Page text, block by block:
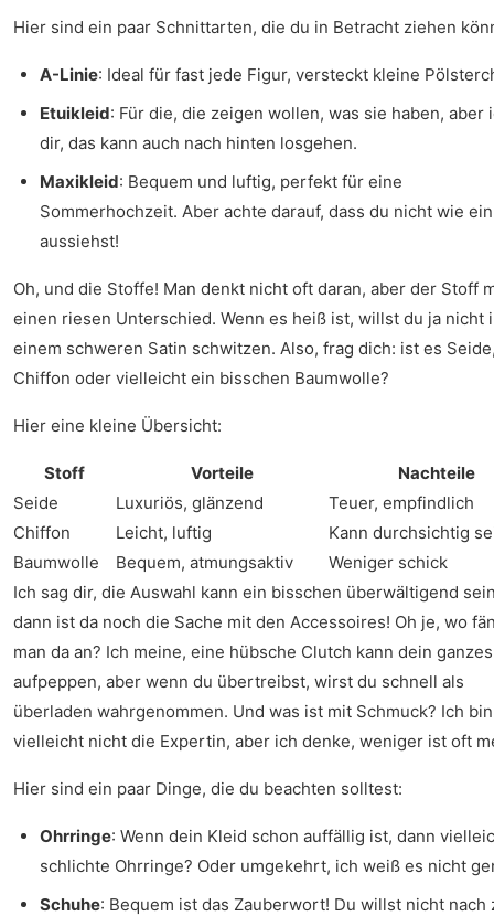
Hier sind ein paar Schnittarten, die du in Betracht ziehen
A-Linie: Ideal für fast jede Figur, versteckt kleine
Etuikleid: Für die, die zeigen wollen, was sie haben, aber
dir, das kann auch nach hinten losgehen.
Maxikleid: Bequem und luftig, perfekt für eine
Sommerhochzeit. Aber achte darauf, dass du nicht wie
aussiehst!
Oh, und die Stoffe! Man denkt nicht oft daran, aber der Stoff
einen riesen Unterschied. Wenn es heiß ist, willst du ja nicht
einem schweren Satin schwitzen. Also, frag dich: ist es
Chiffon oder vielleicht ein bisschen Baumwolle?
Hier eine kleine Übersicht:
Stoff Vorteile
Nachteile
Seide
Luxuriös, glänzend
Teuer, empfindlich
Chiffon
Leicht, luftig
Kann durchsichtig
Baumwolle
Bequem, atmungsaktiv
Weniger schick
Ich sag dir, die Auswahl kann ein bisschen überwältigend
dann ist da noch die Sache mit den Accessoires! Oh je, wo
man da an? Ich meine, eine hübsche Clutch kann dein
aufpeppen, aber wenn du übertreibst, wirst du schnell als
überladen wahrgenommen. Und was ist mit Schmuck? Ich bin
vielleicht nicht die Expertin, aber ich denke, weniger ist oft
Hier sind ein paar Dinge, die du beachten solltest:
Ohrringe: Wenn dein Kleid schon auffällig ist, dann
schlichte Ohrringe? Oder umgekehrt, ich weiß es nicht
Schuhe: Bequem ist das Zauberwort! Du willst nicht nach